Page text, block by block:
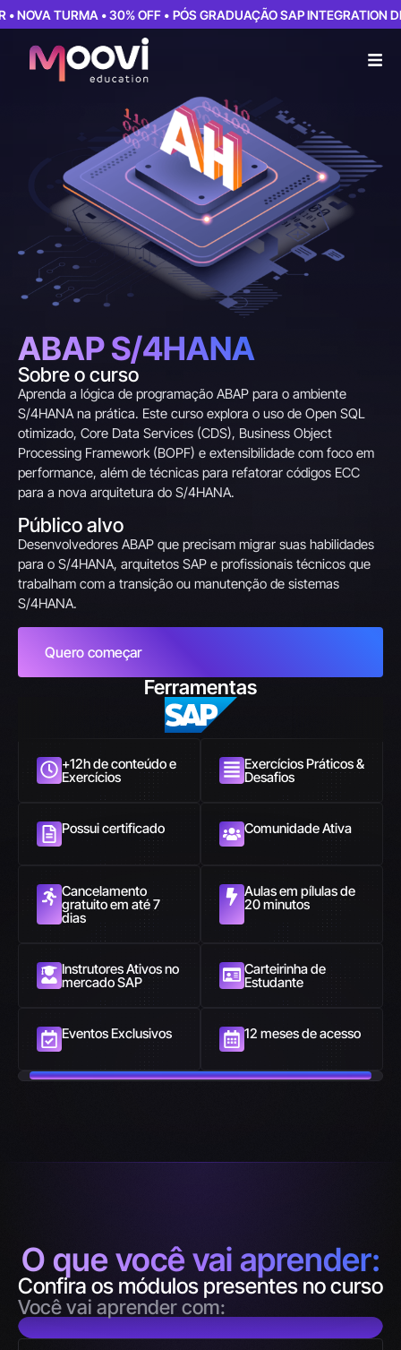
TURMA • 30% OFF • PÓS GRADUAÇÃO SAP INTEGRATION
ABAP S/4HANA
Sobre o curso
Aprenda a lógica de programação ABAP para o ambiente
S/4HANA na prática. Este curso explora o uso de Open SQL
otimizado, Core Data Services (CDS), Business Object
Processing Framework (BOPF) e extensibilidade com foco em
performance, além de técnicas para refatorar códigos ECC
para a nova arquitetura do S/4HANA.
Público alvo
Desenvolvedores ABAP que precisam migrar suas habilidades
para o S/4HANA, arquitetos SAP e profissionais técnicos que
trabalham com a transição ou manutenção de sistemas
S/4HANA.
Quero começar
Ferramentas
+12h de conteúdo e
Exercícios
Exercícios Práticos &
Desafios
Possui certificado Comunidade Ativa
Cancelamento
gratuito em até 7
dias
Aulas em pílulas de
20 minutos
Instrutores Ativos no
mercado SAP
Carteirinha de
Estudante
Eventos Exclusivos 12 meses de acesso
O que você vai aprender:
Confira os módulos presentes no curso
Você vai aprender com:
#SAP #ABAP
Eric Cassaro
22 anos com ABAP e afins nos sistemas SAP.